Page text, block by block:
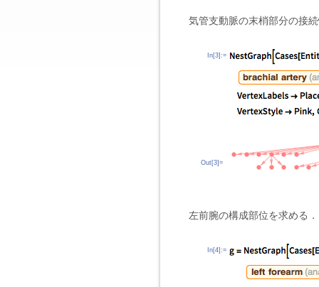
気管支動脈の末梢部分の接
In[3]:=
Out[3]=
左前腕の構成部位を求める．
In[4]:=